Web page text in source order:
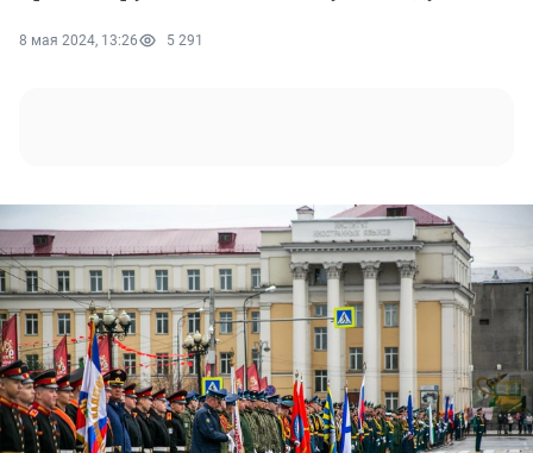
8 мая 2024, 13:26 5 291